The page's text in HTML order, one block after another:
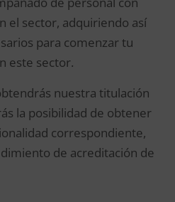
el sector, adquiriendo así
para comenzar tu
este sector.
nuestra titulación
la posibilidad de obtener
correspondiente,
de acreditación de